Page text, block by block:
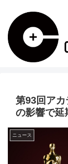
第93回ア
の影響で延
ニュース